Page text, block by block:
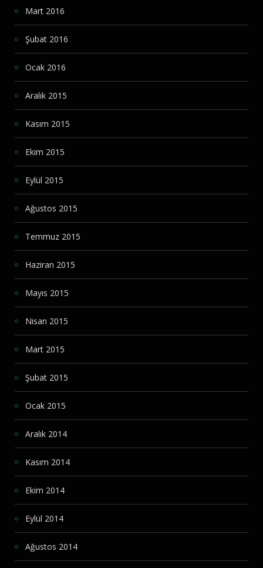
Mart 2016
Şubat 2016
Ocak 2016
Aralık 2015
Kasım 2015
Ekim 2015
Eylül 2015
Ağustos 2015
Temmuz 2015
Haziran 2015
Mayıs 2015
Nisan 2015
Mart 2015
Şubat 2015
Ocak 2015
Aralık 2014
Kasım 2014
Ekim 2014
Eylül 2014
Ağustos 2014